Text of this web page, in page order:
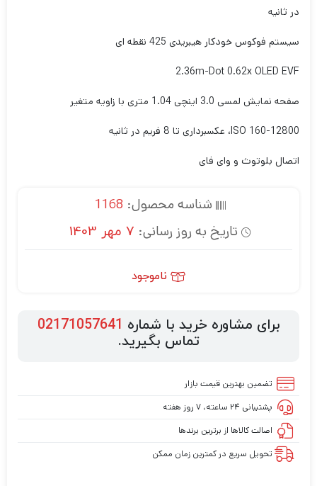
در ثانیه
سیستم فوکوس خودکار هیبریدی 425 نقطه ای
2.36m-Dot 0.62x OLED EVF
صفحه نمایش لمسی 3.0 اینچی 1.04 متری با زاویه متغیر
ISO 160-12800، عکسبرداری تا 8 فریم در ثانیه
اتصال بلوتوث و وای فای
شناسه محصول: 1168
تاریخ به روز رسانی: 7 مهر 1403
ناموجود
برای مشاوره خرید با شماره 02171057641
تماس بگیرید.
تضمین بهترین قیمت بازار
پشتیبانی ۲۴ ساعته، ۷ روز هفته
اصالت کالاها از برترین برندها
تحویل سریع در کمترین زمان ممکن